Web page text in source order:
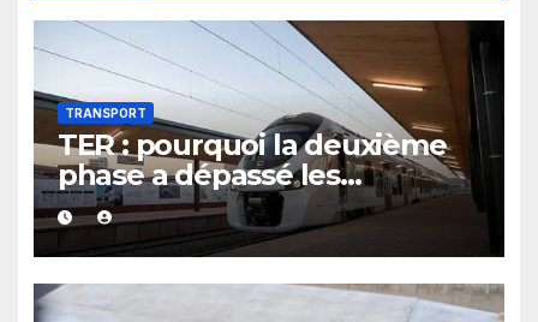
TRANSPORT
TER : pourquoi la deuxième
phase a dépassé les
prévisions budgétaires